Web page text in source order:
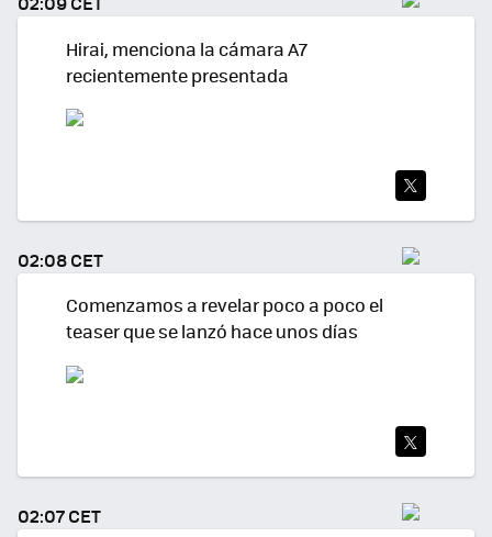
R
Hirai, menciona la cámara A7
recientemente presentada
TEA
R
02:08 CET
Comenzamos a revelar poco a poco el
teaser que se lanzó hace unos días
TWI
TEA
02:07 CET